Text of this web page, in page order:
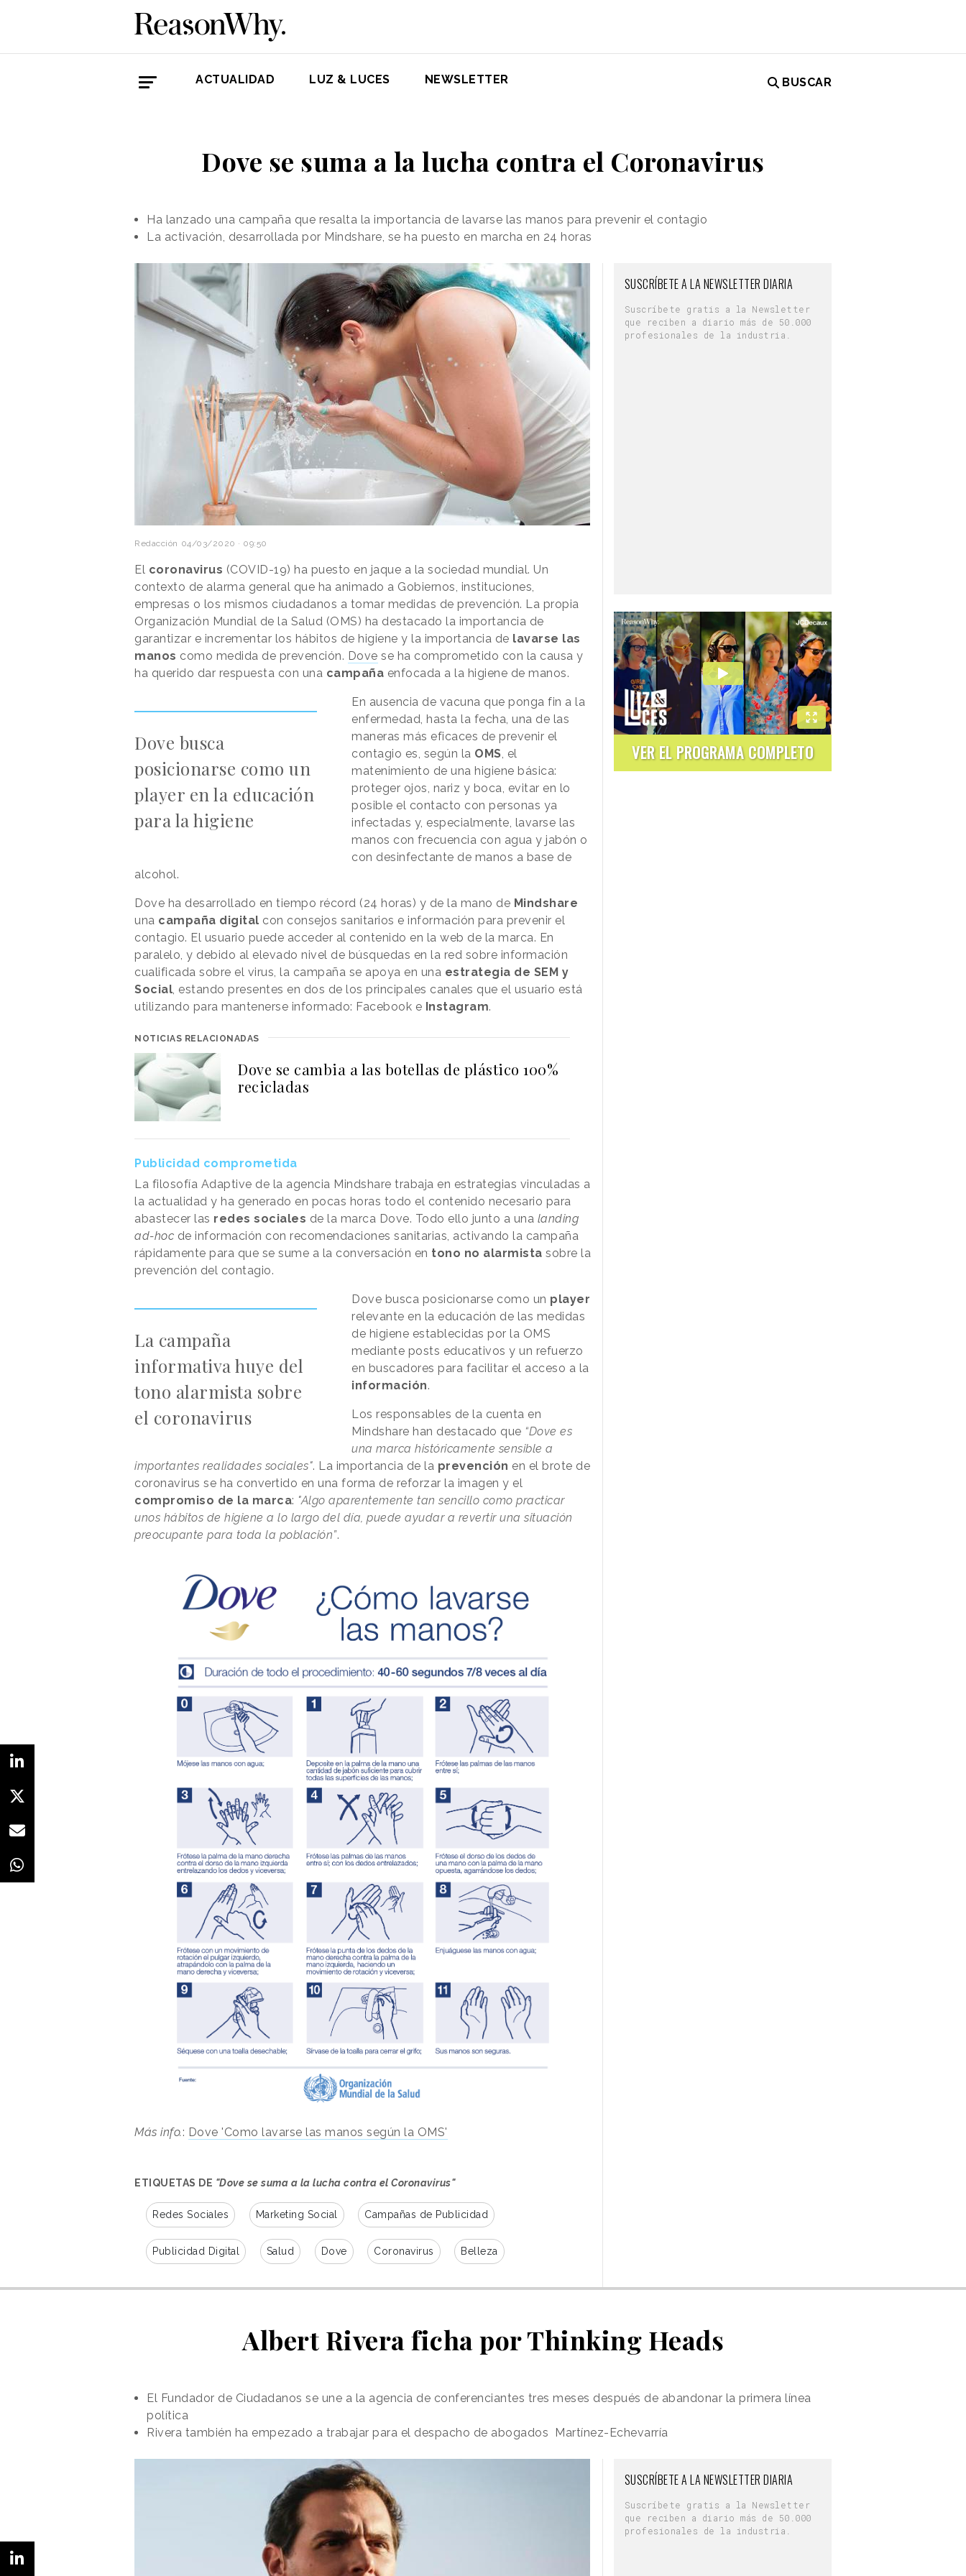
ACTUALIDAD LUZ & LUCES NEWSLETTER BUSCAR
Dove se suma a la lucha contra el Coronavirus
Ha lanzado una campaña que resalta la importancia de lavarse las manos para prevenir el contagio
La activación, desarrollada por Mindshare, se ha puesto en marcha en 24 horas
Redacción 04/03/2020 · 09:50
El coronavirus (COVID-19) ha puesto en jaque a la sociedad mundial. Un
contexto de alarma general que ha animado a Gobiernos, instituciones,
empresas o los mismos ciudadanos a tomar medidas de prevención. La propia
Organización Mundial de la Salud (OMS) ha destacado la importancia de
garantizar e incrementar los hábitos de higiene y la importancia de lavarse las
manos como medida de prevención. Dove se ha comprometido con la causa y
ha querido dar respuesta con una campaña enfocada a la higiene de manos.
Dove busca
posicionarse como un
player en la educación
para la higiene
En ausencia de vacuna que ponga fin a la
enfermedad, hasta la fecha, una de las
maneras más eficaces de prevenir el
contagio es, según la OMS , el
matenimiento de una higiene básica:
proteger ojos, nariz y boca, evitar en lo
posible el contacto con personas ya
infectadas y, especialmente, lavarse las
manos con frecuencia con agua y jabón o
con desinfectante de manos a base de
alcohol.
Dove ha desarrollado en tiempo récord (24 horas) y de la mano de Mindshare
una campaña digital con consejos sanitarios e información para prevenir el
contagio. El usuario puede acceder al contenido en la web de la marca. En
paralelo, y debido al elevado nivel de búsquedas en la red sobre información
cualificada sobre el virus, la campaña se apoya en una estrategia de SEM y
Social , estando presentes en dos de los principales canales que el usuario está
utilizando para mantenerse informado: Facebook e Instagram.
NOTICIAS RELACIONADAS
Dove se cambia a las botellas de plástico 100%
recicladas
Publicidad comprometida
La filosofía Adaptive de la agencia Mindshare trabaja en estrategias vinculadas a
la actualidad y ha generado en pocas horas todo el contenido necesario para
abastecer las redes sociales de la marca Dove. Todo ello junto a una landing
ad-hoc de información con recomendaciones sanitarias, activando la campaña
rápidamente para que se sume a la conversación en tono no alarmista sobre la
prevención del contagio.
La campaña
informativa huye del
tono alarmista sobre
el coronavirus
Dove busca posicionarse como un player
relevante en la educación de las medidas
de higiene establecidas por la OMS
mediante posts educativos y un refuerzo
en buscadores para facilitar el acceso a la
información.
Los responsables de la cuenta en
Mindshare han destacado que “Dove es
una marca históricamente sensible a
importantes realidades sociales". La importancia de la prevención en el brote de
coronavirus se ha convertido en una forma de reforzar la imagen y el
compromiso de la marca: "Algo aparentemente tan sencillo como practicar
unos hábitos de higiene a lo largo del día, puede ayudar a revertir una situación
preocupante para toda la población”.
Más info.: Dove 'Como lavarse las manos según la OMS'
ETIQUETAS DE "Dove se suma a la lucha contra el Coronavirus"
Redes Sociales Marketing Social Campañas de Publicidad
Publicidad Digital Salud Dove Coronavirus Belleza
SUSCRÍBETE A LA NEWSLETTER DIARIA
Suscríbete gratis a la Newsletter
que reciben a diario más de 50.000
profesionales de la industria.
VER EL PROGRAMA COMPLETO
Albert Rivera ficha por Thinking Heads
El Fundador de Ciudadanos se une a la agencia de conferenciantes tres meses después de abandonar la primera línea
política
Rivera también ha empezado a trabajar para el despacho de abogados Martínez-Echevarría
SUSCRÍBETE A LA NEWSLETTER DIARIA
Suscríbete gratis a la Newsletter
que reciben a diario más de 50.000
profesionales de la industria.